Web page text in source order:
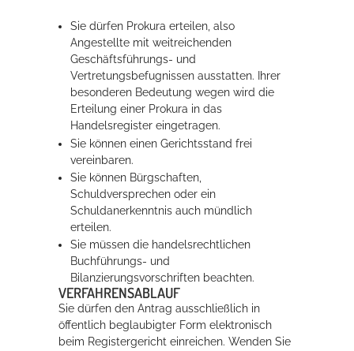
Sie dürfen Prokura erteilen, also
Angestellte mit weitreichenden
Geschäftsführungs- und
Vertretungsbefugnissen ausstatten. Ihrer
besonderen Bedeutung wegen wird die
Erteilung einer Prokura in das
Handelsregister eingetragen.
Sie können einen Gerichtsstand frei
vereinbaren.
Sie können Bürgschaften,
Schuldversprechen oder ein
Schuldanerkenntnis auch mündlich
erteilen.
Sie müssen die handelsrechtlichen
Buchführungs- und
Bilanzierungsvorschriften beachten.
VERFAHRENSABLAUF
Sie dürfen den Antrag ausschließlich in
öffentlich beglaubigter Form elektronisch
beim Registergericht einreichen. Wenden Sie